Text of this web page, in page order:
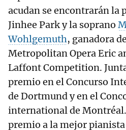
acudan se encontrarán la
Jinhee Park y la soprano
Wohlgemuth, ganadora
Metropolitan Opera Eric
Laffont Competition.
premio en el Concurso
de Dortmund y en el
international de
premio a la mejor